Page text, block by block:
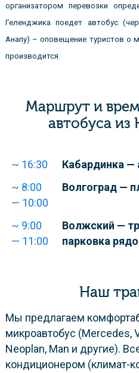
организатором перевозки
Геленджика поедет автобус
Анапу) – оповещение туристов о
производится.
Маршрут и
автобуса из
~ 16:30
Кабардинка —
~ 8:00
— 10:00
Волгоград —
~ 9:00
— 11:00
Волжский —
парковка
Наш
Мы предлагаем
микроавтобус (Mercedes,
Neoplan, Man и другие).
кондиционером (климат-